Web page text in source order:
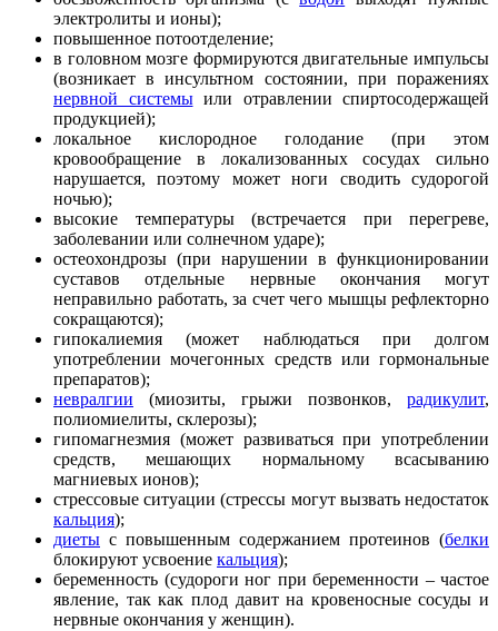
электролиты и ионы);
повышенное потоотделение;
в головном мозге формируются двигательные импульсы
(возникает в инсультном состоянии, при поражениях
нервной системыили отравлении спиртосодержащей
продукцией);
локальное кислородное голодание (при этом
кровообращение в локализованных сосудах сильно
нарушается, поэтому может ноги сводить судорогой
ночью);
высокие температуры (встречается при перегреве,
заболевании или солнечном ударе);
остеохондрозы (при нарушении в функционировании
суставов отдельные нервные окончания могут
неправильно работать, за счет чего мышцы рефлекторно
сокращаются);
гипокалиемия (может наблюдаться при долгом
употреблении мочегонных средств или гормональные
препаратов);
невралгии (миозиты, грыжи позвонков, радикулит,
полиомиелиты, склерозы);
гипомагнезмия (может развиваться при употреблении
средств, мешающих нормальному всасыванию
магниевых ионов);
стрессовые ситуации (стрессы могут вызвать недостаток
кальция);
диеты с повышенным содержанием протеинов (белки
блокируют усвоение кальция);
беременность (судороги ног при беременности – частое
явление, так как плод давит на кровеносные сосуды и
нервные окончания у женщин).